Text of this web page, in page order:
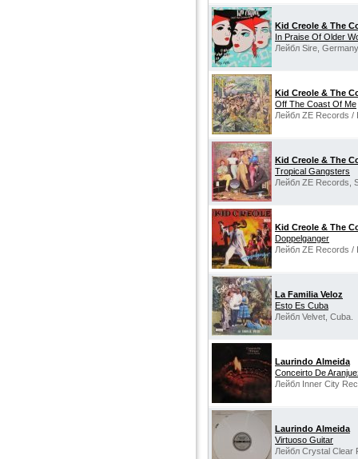
Kid Creole & The
In Praise Of Older
Лейбл Sire,
Kid Creole & The
Off The Coast Of Me
Лейбл ZE Records /
Kid Creole & The
Tropical Gangsters
Лейбл ZE Records,
Kid Creole & The
Doppelganger
Лейбл ZE Records /
La Familia Veloz
Esto Es Cuba
Лейбл Velvet, Cuba.
Laurindo Almeida
Conceirto De
Лейбл Inner City
Laurindo Almeida
Virtuoso Guitar
Лейбл Crystal Clear